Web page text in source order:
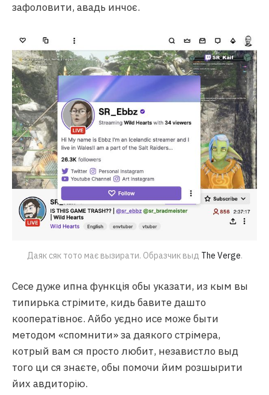
зафоловити, авадь инчоє.
Даяк сяк тото має вызирати. Образчик выд The Verge.
Сесе дуже ипна функція обы указати, из кым вы
типирька стрімите, кидь бавите дашто
кооператівноє. Айбо уєдно исе може быти
методом «спомнити» за даякого стрімера,
котрый вам ся просто любит, независтло выд
того ци ся знаєте, обы помочи йим розшырити
йих авдиторію.